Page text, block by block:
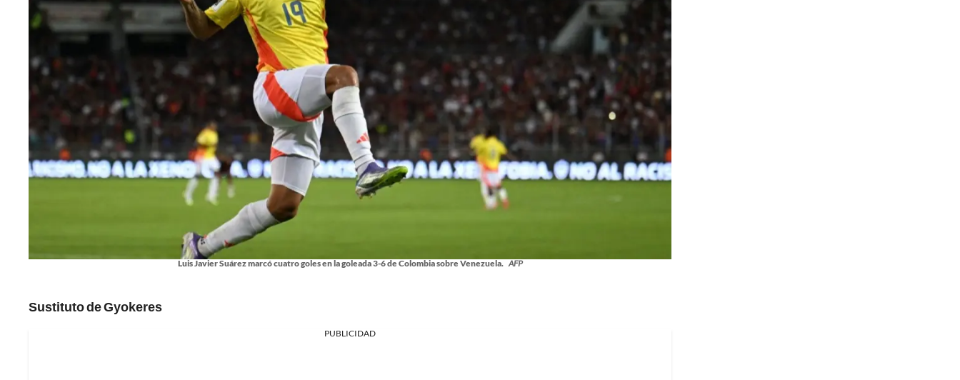
Luis Javier Suárez marcó cuatro goles en la goleada 3-6 de Colombia sobre Venezuela. AFP
Sustituto de Gyokeres
PUBLICIDAD